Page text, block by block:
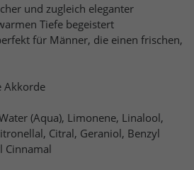
und zugleich eleganter
Tiefe begeistert
für Männer, die einen frischen,
Akkorde
(Aqua), Limonene, Linalool,
Citral, Geraniol, Benzyl
Cinnamal